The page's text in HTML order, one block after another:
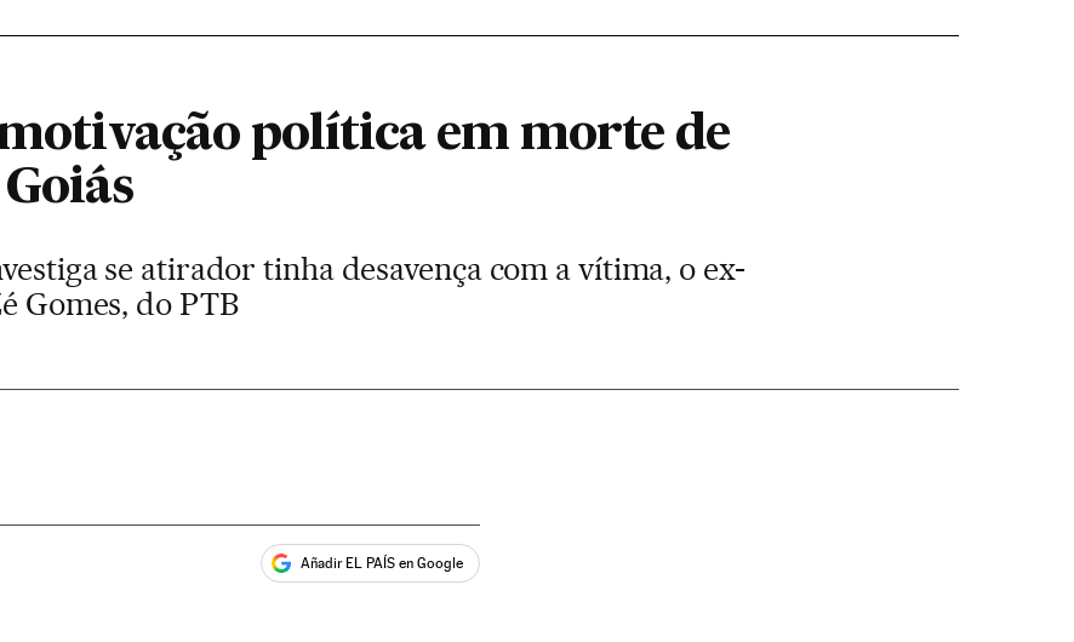
política em morte de
se atirador tinha desavença com a vítima, o ex-
Gomes, do PTB
Añadir EL PAÍS en Google